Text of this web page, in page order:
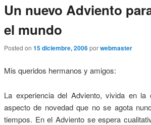
Un nuevo Adviento
el mundo
Posted on 15 diciembre, 2006porwebmaster
Mis queridos hermanos y amigos:
La experiencia del Adviento, vivida en
aspecto de novedad que no se agota
tiempos. En el Adviento se espera